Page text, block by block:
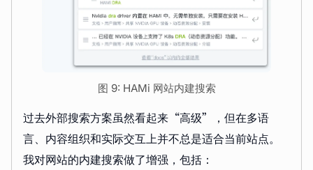
图 9: HAMi 网站内建搜索
过去外部搜索方案虽然看起来“高级”，但在多语
言、内容组织和实际交互上并不总是适合当前站点。
我对网站的内建搜索做了增强，包括：